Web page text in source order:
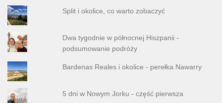
Split i okolice, co warto zobaczyć
Dwa tygodnie w północnej Hiszpanii -
podsumowanie podróży
Bardenas Reales i okolice - perełka Nawarry
5 dni w Nowym Jorku - część pierwsza